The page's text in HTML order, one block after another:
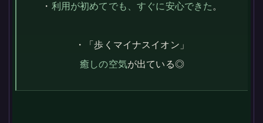
・ 利用が初めてでも、すぐに安心できた 。
・「歩くマイナスイオン」
癒しの空気が出ている◎